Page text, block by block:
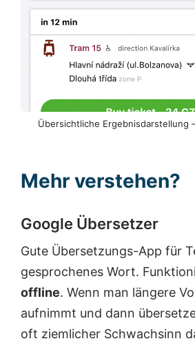
Übersichtliche Ergebnisdarstellung
Mehr verstehen?
Google Übersetzer
Gute Übersetzungs-App für
gesprochenes Wort.
offline. Wenn man längere
aufnimmt und dann
oft ziemlicher Schwachsinn